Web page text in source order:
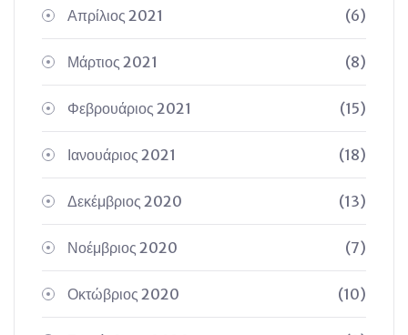
Απρίλιος 2021 (6)
Μάρτιος 2021 (8)
Φεβρουάριος 2021 (15)
Ιανουάριος 2021 (18)
Δεκέμβριος 2020 (13)
Νοέμβριος 2020 (7)
Οκτώβριος 2020 (10)